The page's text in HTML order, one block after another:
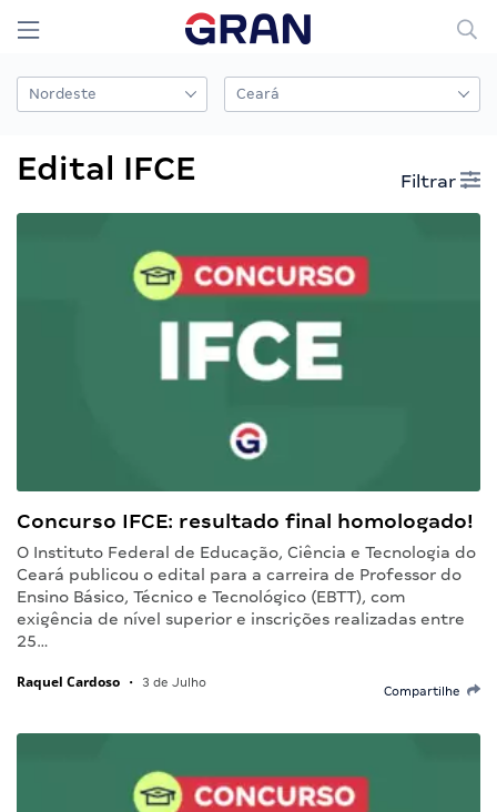
Edital IFCE Filtrar
Concurso IFCE: resultado final homologado!
O Instituto Federal de Educação, Ciência e Tecnologia do
Ceará publicou o edital para a carreira de Professor do
Ensino Básico, Técnico e Tecnológico (EBTT), com
exigência de nível superior e inscrições realizadas entre
25…
Raquel Cardoso • 3 de Julho
Compartilhe